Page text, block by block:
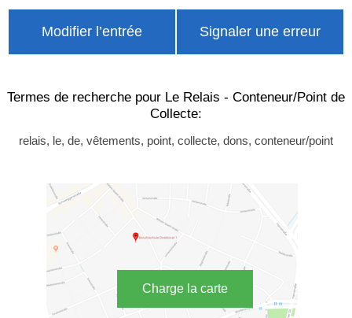
Modifier l’entrée Signaler une erreur
Termes de recherche pour Le Relais - Conteneur/Point de
Collecte:
relais, le, de, vêtements, point, collecte, dons, conteneur/point
Charge la carte